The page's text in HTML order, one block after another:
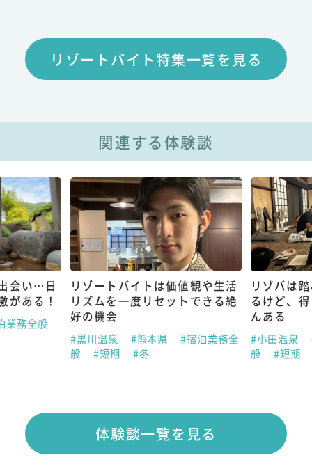
リゾートバイト特集一覧を見る
関連する体験談
会い…日
がある！
業務全般
リゾートバイトは価値観や生活
リズムを一度リセットできる絶
好の機会
#黒川温泉 #熊本県
#宿泊業務全
般
#短期 #冬
リゾバは
るけど、
んある
#小田温泉
般
#短期
体験談一覧を見る